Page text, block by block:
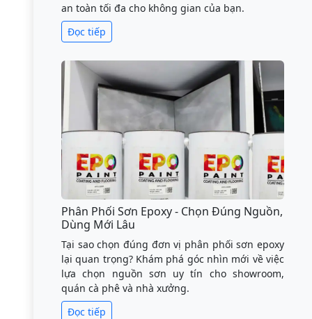
an toàn tối đa cho không gian của bạn.
Đọc tiếp
Phân Phối Sơn Epoxy - Chọn Đúng Nguồn,
Dùng Mới Lâu
Tại sao chọn đúng đơn vị phân phối sơn epoxy
lại quan trọng? Khám phá góc nhìn mới về việc
lựa chọn nguồn sơn uy tín cho showroom,
quán cà phê và nhà xưởng.
Đọc tiếp